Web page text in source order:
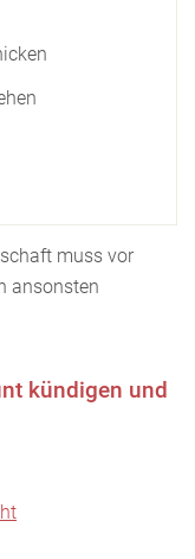
muss vor
ansonsten
kündigen und